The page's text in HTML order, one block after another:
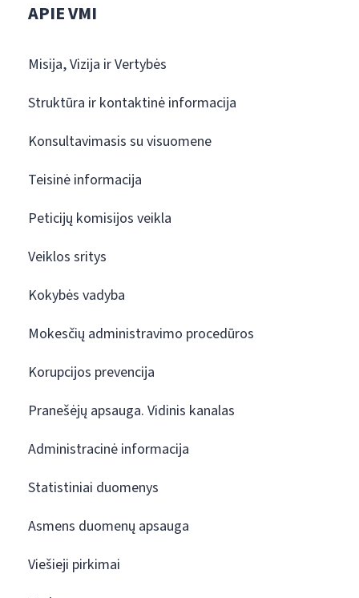
APIE VMI
Misija, Vizija ir Vertybės
Struktūra ir kontaktinė informacija
Konsultavimasis su visuomene
Teisinė informacija
Peticijų komisijos veikla
Veiklos sritys
Kokybės vadyba
Mokesčių administravimo procedūros
Korupcijos prevencija
Pranešėjų apsauga. Vidinis kanalas
Administracinė informacija
Statistiniai duomenys
Asmens duomenų apsauga
Viešieji pirkimai